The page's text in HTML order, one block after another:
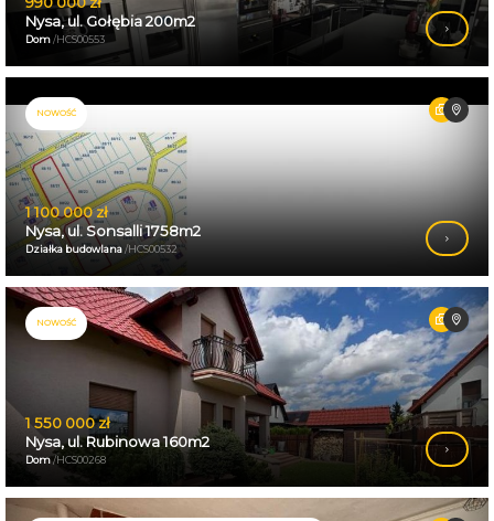
Nysa, ul. Gołębia 200m2
Dom/HCS00553
NOWOŚĆ
1 100 000 zł
Nysa, ul. Sonsalli 1758m2
Działka budowlana/HCS00532
NOWOŚĆ
1 550 000 zł
Nysa, ul. Rubinowa 160m2
Dom/HCS00268